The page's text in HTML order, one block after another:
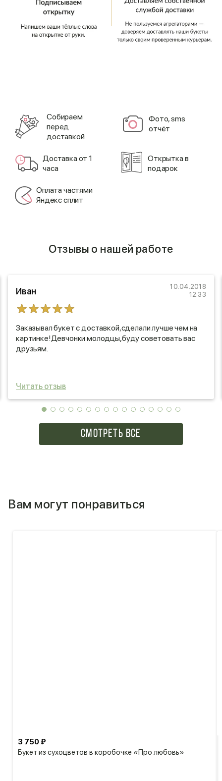
Cобираем
перед
доставкой
Фото, sms
отчёт
Доставка от 1
часа
Открытка в
подарок
Оплата частями
Яндекс сплит
Отзывы о нашей работе
Иван
10.04.2018
12:33
Заказывал букет с доставкой,сделали лучше чем на
картинке!Девчонки молодцы,буду советовать вас
друзьям.
Читать отзыв
СМОТРЕТЬ ВСЕ
Вам могут понравиться
Букет из сухоцветов в коробочке «Про любовь»
3 750 ₽